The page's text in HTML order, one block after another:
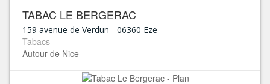
TABAC LE BERGERAC
159 avenue de Verdun - 06360 Eze
Tabacs
Autour de Nice